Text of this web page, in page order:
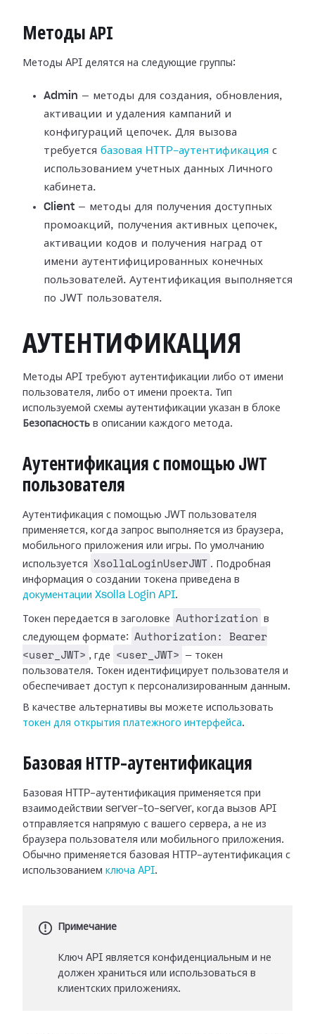
Методы API
Методы API делятся на следующие группы:
Admin — методы для создания, обновления,
активации и удаления кампаний и
конфигураций цепочек. Для вызова
требуется базовая HTTP-аутентификация с
использованием учетных данных Личного
кабинета.
Client — методы для получения доступных
промоакций, получения активных цепочек,
активации кодов и получения наград от
имени аутентифицированных конечных
пользователей. Аутентификация выполняется
по JWT пользователя.
АУТЕНТИФИКАЦИЯ
Методы API требуют аутентификации либо от имени
пользователя, либо от имени проекта. Тип
используемой схемы аутентификации указан в блоке
Безопасность в описании каждого метода.
Аутентификация с помощью JWT
пользователя
Аутентификация с помощью JWT пользователя
применяется, когда запрос выполняется из браузера,
мобильного приложения или игры. По умолчанию
используется
XsollaLoginUserJWT . Подробная
информация о создании токена приведена в
документации Xsolla Login API.
Токен передается в заголовке Authorization
в
следующем формате:
Authorization: Bearer
<user_JWT> , где <user_JWT>
— токен
пользователя. Токен идентифицирует пользователя и
обеспечивает доступ к персонализированным данным.
В качестве альтернативы вы можете использовать
токен для открытия платежного интерфейса.
Базовая HTTP-аутентификация
Базовая HTTP-аутентификация применяется при
взаимодействии server-to-server, когда вызов API
отправляется напрямую с вашего сервера, а не из
браузера пользователя или мобильного приложения.
Обычно применяется базовая HTTP-аутентификация с
использованием ключа API.
Примечание
Ключ API является конфиденциальным и не
должен храниться или использоваться в
клиентских приложениях.